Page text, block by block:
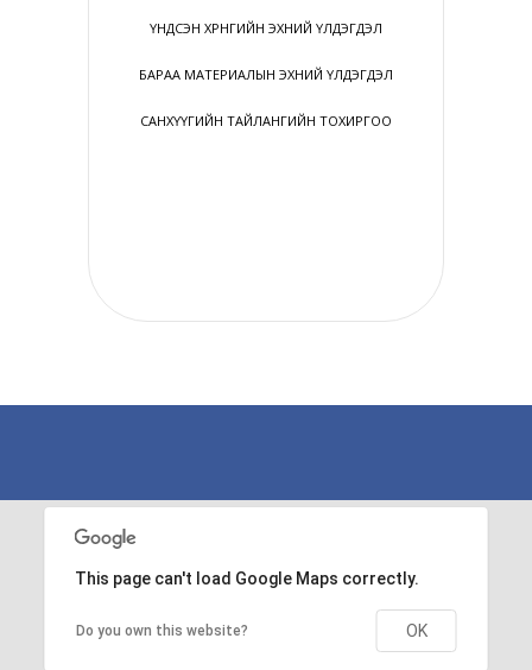
ҮНДСЭН ХӨРӨНГИЙН ЭХНИЙ ҮЛДЭГДЭЛ
БАРАА МАТЕРИАЛЫН ЭХНИЙ ҮЛДЭГДЭЛ
САНХҮҮГИЙН ТАЙЛАНГИЙН ТОХИРГОО
This page can't load Google Maps correctly.
Do you own this website? OK